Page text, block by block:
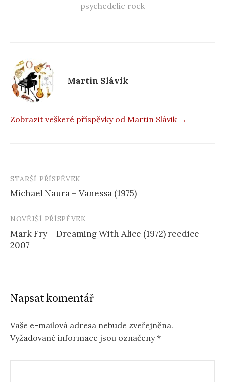
k
psychedelic rock
Martin Slávik
Zobrazit veškeré příspěvky od Martin Slávik →
Navigace
příspěvku
STARŠÍ PŘÍSPĚVEK
Michael Naura – Vanessa (1975)
NOVĚJŠÍ PŘÍSPĚVEK
Mark Fry – Dreaming With Alice (1972) reedice
2007
Napsat komentář
Vaše e-mailová adresa nebude zveřejněna.
Vyžadované informace jsou označeny*